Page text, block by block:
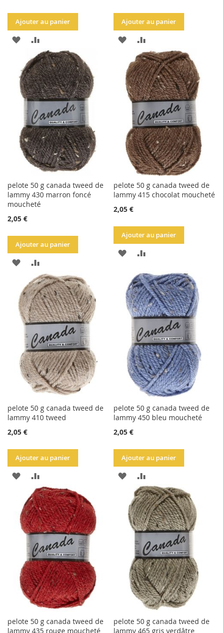
Ajouter au panier
AJOUTER
LA
LISTE
D'ACHATS
AU
COMPARATEUR
Ajouter au panier
AJOUTER
LA
LISTE
D'ACHATS
AU
COMPARATEUR
pelote 50 g canada tweed de
lammy 430 marron foncé
moucheté
2,05 €
Ajouter au panier
AJOUTER
LA
LISTE
D'ACHATS
AU
COMPARATEUR
pelote 50 g canada tweed de
lammy 415 chocolat moucheté
2,05 €
Ajouter au panier
AJOUTER
LA
LISTE
D'ACHATS
COMPARATEUR
pelote 50 g canada tweed de
lammy 410 tweed
2,05 €
Ajouter au panier
AJOUTER
LA
LISTE
D'ACHATS
AU
COMPARATEUR
pelote 50 g canada tweed de
lammy 450 bleu moucheté
2,05 €
Ajouter au panier
AJOUTER
LA
LISTE
D'ACHATS
AU
COMPARATEUR
pelote 50 g canada tweed de
lammy 435 rouge moucheté
pelote 50 g canada tweed de
lammy 465 gris verdâtre